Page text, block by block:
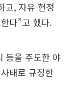
고, 자유 헌정
다”고 했다.
등을 주도한 야
태로 규정한